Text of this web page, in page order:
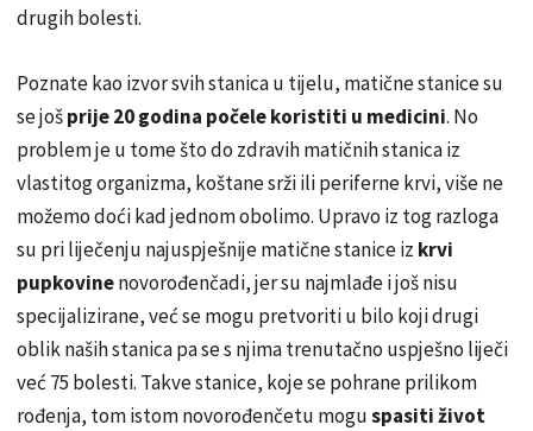
drugih bolesti.
Poznate kao izvor svih stanica u tijelu, matične stanice su
se jošprije 20 godina počele koristiti u medicini. No
problem je u tome što do zdravih matičnih stanica iz
vlastitog organizma, koštane srži ili periferne krvi, više ne
možemo doći kad jednom obolimo. Upravo iz tog razloga
su pri liječenju najuspješnije matične stanice iz krvi
pupkovinenovorođenčadi, jer su najmlađe i još nisu
specijalizirane, već se mogu pretvoriti u bilo koji drugi
oblik naših stanica pa se s njima trenutačno uspješno liječi
već 75 bolesti. Takve stanice, koje se pohrane prilikom
rođenja, tom istom novorođenčetu moguspasiti život